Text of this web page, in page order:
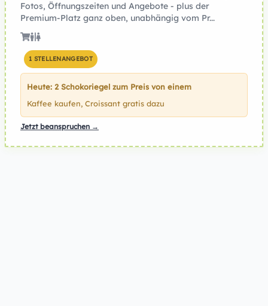
Fotos, Öffnungszeiten und Angebote - plus der
Premium-Platz ganz oben, unabhängig vom Pr...
1 STELLENANGEBOT
Heute: 2 Schokoriegel zum Preis von einem
Kaffee kaufen, Croissant gratis dazu
Jetzt beanspruchen →